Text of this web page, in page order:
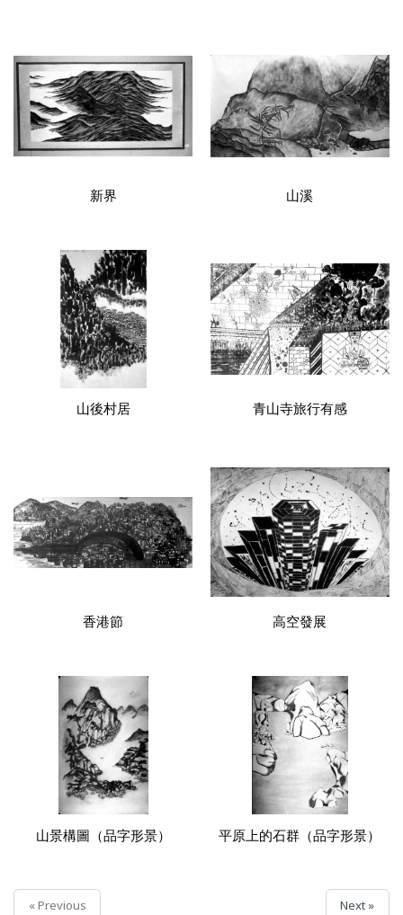
新界 山溪
山後村居 青山寺旅行有感
香港節 高空發展
山景構圖（品字形景） 平原上的石群（品字形景）
« Previous Next »